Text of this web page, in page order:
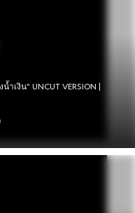
เงิน" UNCUT VERSION |